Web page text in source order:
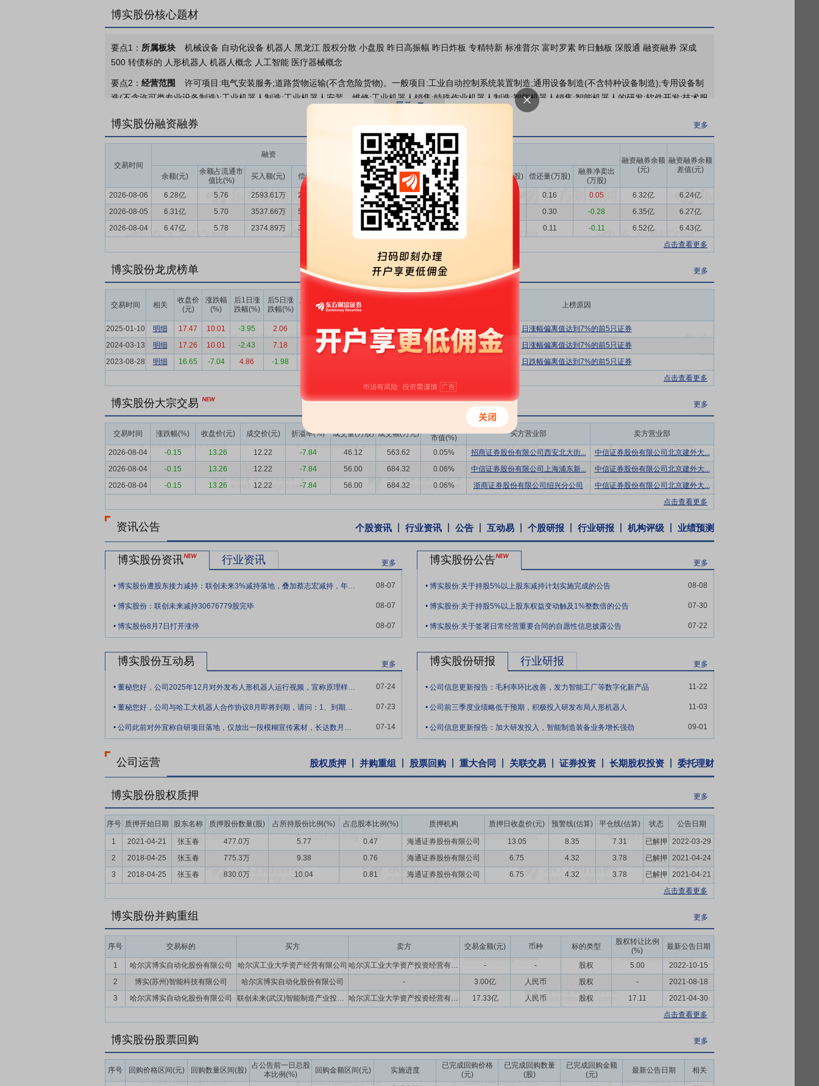
博实股份核心题材
要点1： 所属板块
机械设备 自动化设备 机器人 黑龙江 股权分散 小盘股 昨日高振幅 昨日炸板 专精特新 标准普尔 富时罗素 昨日触板 深股通 融资融券 深成
500 转债标的 人形机器人 机器人概念 人工智能 医疗器械概念
要点2： 经营范围
许可项目:电气安装服务;道路货物运输(不含危险货物)。一般项目:工业自动控制系统装置制造;通用设备制造(不含特种设备制造);专用设备制
造(不含许可类专业设备制造);工业机器人制造;工业机器人安装、维修;工业机器人销售;特殊作业机器人制造;智能机器人销售;智能机器人的研发;软件开发;技术服
务、技术开发、技术咨询、技术交流、技术转让、技术推广;信息系统集成服务;普通机械设备安装服务;信息技术咨询服务;专用设备修理;通用设备修理;包装服务;
普通货物仓储服务(不含危险化学品等需许可审批的项目);装卸搬运;技术进出口;货物进出口;塑料制品销售;化工产品销售(不含许可类化工产品);电工仪器仪表销
售;软件销售;电子产品销售;智能仪器仪表销售;电力电子元器件销售;智能仓储装备销售;橡胶制品制造;合成材料制造(不含危险化学品);工业工程设计服务。
要点3：智能制造装备、工业服务
报告期内，公司智能制造装备、工业服务两项核心成长业务分别实现营业收入为 19.70 亿元、8.00 亿元，同比分别增长
3.95%、4.17%，继续保持稳健增长势头；作为有益补充的环保工艺与装备实现营收 0.58 亿元，同比减少 71.08%。
要点4：智能制造装备行业
制造业作为国民经济的主体、强国之基，其产业数字化升级与智能化转型已上升为国家经济发展核心战略，成为推动实体经济高质
量发展的关键引擎。当前我国制造业智能化转型呈现“存量改造+增量扩张”双轨并行特征：一方面，规模以上工业企业自动化装备普及率已达较高水平，但设备
联网贯通、数据协同共享的数字化工厂占比偏低，具备智能决策、柔性生产能力的智慧工厂处于典型场景落地试点阶段，存量产能的数字化、智能化改造市场空
间广阔；另一方面，新能源、新材料等战略新兴产业崛起，相关项目在建设初期普遍对标智能工厂标准，带动智能装备新增产能需求持续释放、稳步增长。受益
于这一行业格局，我国制造业智能化转型需求韧性强劲，无明显周期性波动，为行业内企业提供了持续稳定的发展机遇。
要点5：工业服务行业
国家高度重视制造服务业高质量发展，2021年3月，国家发展改革委、科技部、工信部等十三部门联合印发《关于加快推动制造服务业
高质量发展的意见》，明确将制造服务业定位为“提升制造业产品竞争力和综合实力、促进制造业转型升级和高质量发展的重要支撑”。在政策导向下，制造业企
业加速商业模式创新，重构生产组织体系，提升服务要素在产业链中的占比，逐步从传统制造向“制造+服务”转型，实现了从单一产品交付向“产品+服务”一体化
解决方案的跃升。服务型制造模式有效拓展了装备制造产业链的价值边界，提升了工业服务要素的附加值与生产效率，增强了企业活力与市场竞争力。
要点6：环保工艺与装备行业
“绿水青山就是金山银山。良好生态环境既是自然财富，也是经济财富，关系经济社会发展潜力和后劲。”当前，国家已将绿色低
碳发展纳入高质量发展的核心战略，大力推进工业领域节能降耗、污染治理与资源循环利用，为环保装备相关行业带来良好的发展空间。
创新是科技型企业高质量发展的核心引擎，技术领先是公司构筑核心竞争力的关键支撑。公司锚定国家智能制造产业发展
方向与市场需求，持续加大研发资源投入，把握行业发展机遇，稳步拓展应用场景多元化，不断强化产品创新迭代与工程化落地能力。依托长期技术积淀与攻坚
突破，公司持续巩固技术领先优势，长期稳居行业竞争前列。
底层核心技术、关键算法及应用平台架构，是公司实现核心技术自主可控、保障产业链供应链安全的基石，是公
要点9：“点→线→面→智”从系统化创新到智能生态的全周期赋能
公司依托“点→线→面→智”的系统化创新逻辑，构建了从关键技术落地到智能生态成熟的全
周期产业化路径，实现技术研发与市场价值的深度绑定，形成可持续的创新增长模式。这一模式贯穿公司技术攻关、产品迭代及新领域拓展全过程，既保障了研
要点10：技术迁移与跨行业应用能力
依托“点→线→面→智”系统化创新体系积累的核心技术沉淀与场景化应用经验，公司构建了高效的技术迁移与跨行业复用
能力，能够将单一领域的技术突破与研发成果，通过模块化重构、场景化适配、定制化开发，实现向多行业、多场景的横向拓展，有效拓宽业务成长边界，强化
核心竞争力的韧性。
要点11：专利、软件著作权、专有技术持续加持产品创新能力
知识产权是公司核心技术的重要载体，也是产品创新能力持续提升的坚实保障。公司重视知识
战略合作框架协议》。对于万华化学及其子公司所需的粉料、粒料产品所需的包装码垛设备,公司根据万华物资要求供货,具体方案及供货设备根据实际情况具体
约定。自协议签署之日起至2020年12月14日,双方原则上一次性锁定博实股份产品的基础价格不变。
博实股份融资融券 更多
交易时间
融资
融资融券余额
(元)
融资融券余额
差值(元)
余额(元)
余额占流通市
值比(%)
买入额(元) 偿还额(元) 净买入(元) 余额(元) 余量(万股) 卖出量(万股) 偿还量(万股)
融券净卖出
(万股)
2026-08-06
6.28亿 5.76 2593.61万 2829.77万 -236.15万 400.76万 31.02 0.16 0.05 6.32亿
6.24亿
2026-08-05
6.31亿 5.70 3537.66万 5202.40万 -1664.73万 406.30万 30.97 0.30 -0.28 6.35亿
6.27亿
2026-08-04
6.47亿 5.78 2374.89万 3453.82万 -1078.93万 414.35万 31.25 0.11 -0.11 6.52亿
6.43亿
点击查看更多
博实股份龙虎榜单 更多
交易时间 相关
收盘价
(元)
涨跌幅
(%)
后1日涨
跌幅(%)
后5日涨
跌幅(%)
后10日涨
跌幅(%)
上榜营业
部买入合
计(万)
上榜营业
上榜营业
上榜原因
2025-01-10 明细 17.47 10.01 -3.95 2.06 6.81 16367.27 9876.00 6491.27
日涨幅偏离值达到7%的前5只证券
2024-03-13
明细 17.26 10.01 -2.43 7.18 -5.33 15047.38 2011.86 13035.52
日涨幅偏离值达到7%的前5只证券
2023-08-28
明细 16.65 -7.04 4.86 -1.98
日跌幅偏离值达到7%的前5只证券
点击查看更多
博实股份大宗交易 更多
交易时间 涨跌幅(%) 收盘价(元) 成交价(元) 折溢率(%) 成交量(万股) 成交额(万元)
市值(%)
买方营业部 卖方营业部
2026-08-04 -0.15 13.26 12.22 -7.84 46.12 563.62 0.05% 招商证券股份有限公司西安北大街...
中信证券股份有限公司北京建外大...
2026-08-04
-0.15 13.26 12.22 -7.84 56.00 684.32 0.06% 中信证券股份有限公司上海浦东新...
中信证券股份有限公司北京建外大...
2026-08-04
-0.15 13.26 12.22 -7.84 56.00 684.32 0.06% 浙商证券股份有限公司绍兴分公司
中信证券股份有限公司北京建外大...
点击查看更多
资讯公告 个股资讯 行业资讯 公告 互动易 个股研报 行业研报 机构评级 业绩预测
博实股份资讯 行业资讯 更多
. 博实股份遭股东接力减持：联创未来3%减持落地，叠加蔡志宏减持，年内股价跌17% 08-07
. 博实股份：联创未来减持30676779股完毕 08-07
. 博实股份8月7日打开涨停 08-07
博实股份公告 更多
. 博实股份:关于持股5%以上股东减持计划实施完成的公告 08-08
. 博实股份:关于持股5%以上股东权益变动触及1%整数倍的公告 07-30
. 博实股份:关于签署日常经营重要合同的自愿性信息披露公告 07-22
博实股份互动易 更多
. 董秘您好，公司2025年12月对外发布人形机器人运行视频，宣称原理样机研发 07-24
. 董秘您好，公司与哈工大机器人合作协议8月即将到期，请问：1、到期是否续签合作， 07-23
. 公司此前对外宣称自研项目落地，仅放出一段模糊宣传素材，长达数月拒绝公开完整样机、 07-14
博实股份研报 行业研报 更多
. 公司信息更新报告：毛利率环比改善，发力智能工厂等数字化新产品 11-22
. 公司前三季度业绩略低于预期，积极投入研发布局人形机器人 11-03
. 公司信息更新报告：加大研发投入，智能制造装备业务增长强劲 09-01
公司运营 股权质押 并购重组 股票回购 重大合同 关联交易 证券投资 长期股权投资 委托理财
博实股份股权质押 更多
序号 质押开始日期 股东名称 质押股份数量(股) 占所持股份比例(%) 占总股本比例(%) 质押机构 质押日收盘价(元) 预警线(估算) 平仓线(估算) 状态 公告日期
1 2021-04-21 张玉春 477.0万 5.77 0.47 海通证券股份有限公司 13.05 8.35 7.31 已解押
2022-03-29
2
2018-04-25 张玉春 775.3万 9.38 0.76 海通证券股份有限公司 6.75 4.32 3.78 已解押
2021-04-24
3
2018-04-25 张玉春 830.0万 10.04 0.81 海通证券股份有限公司 6.75 4.32 3.78 已解押
2021-04-21
点击查看更多
博实股份并购重组 更多
序号 交易标的 买方 卖方 交易金额(元) 币种 标的类型
股权转让比例
(%)
最新公告日期
1 哈尔滨博实自动化股份有限公司 哈尔滨工业大学资产经营有限公司 哈尔滨工业大学资产投资经营有限责任公司 - - 股权 5.00
2022-10-15
2
博实(苏州)智能科技有限公司 哈尔滨博实自动化股份有限公司 - 3.00亿 人民币 股权 -
2021-08-18
3
哈尔滨博实自动化股份有限公司 联创未来(武汉)智能制造产业投资合伙企业(有限合伙) 哈尔滨工业大学资产投资经营有限责任公司 17.33亿 人民币 股权 17.11
2021-04-30
点击查看更多
博实股份股票回购 更多
序号 回购价格区间(元) 回购数量区间(股)
占公告前一日总股
本比例(%)
回购金额区间(元) 实施进度
已完成回购价格
(元)
已完成回购数量
(股)
已完成回购金额
(元)
最新公告日期 相关